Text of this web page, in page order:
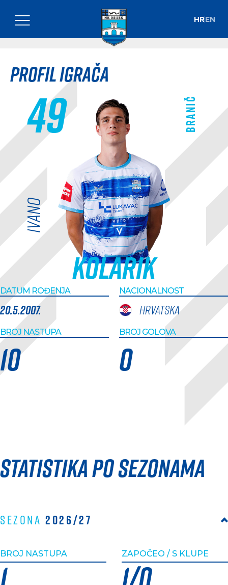
HREN
Profil igrača
49
Ivano
Kolarik
DATUM ROĐENJA
20.5.2007.
NACIONALNOST
Hrvatska
BROJ NASTUPA
10
BROJ GOLOVA
0
Branič
Statistika po sezonama
Sezona2026/27
BROJ NASTUPA ZAPOČEO / S KLUPE